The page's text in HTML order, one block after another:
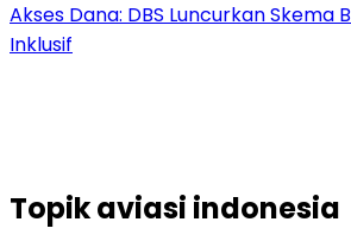
Akses Dana: DBS Luncurkan Skema
Inklusif
Topikaviasi indonesia